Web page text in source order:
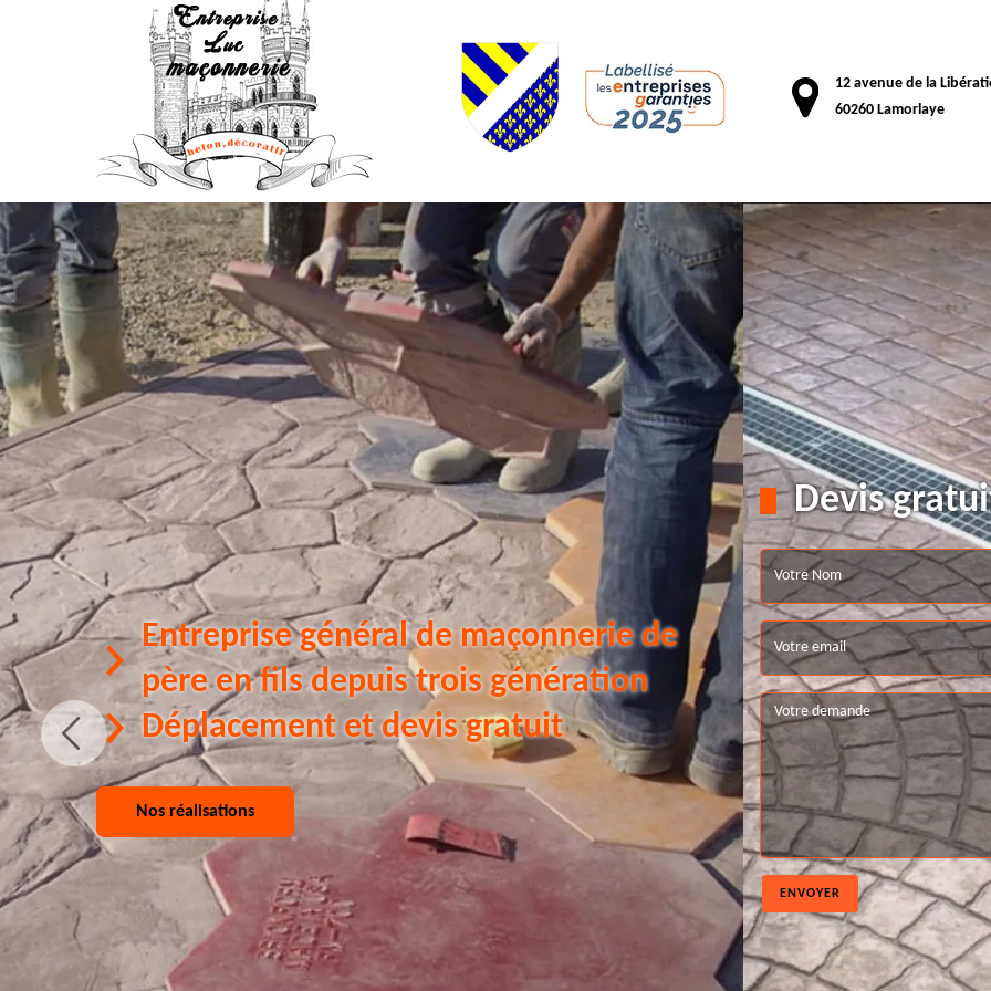
12 avenue de la
60260 Lamorlaye
Entreprise général de maçonnerie de
père en fils depuis trois génération
Déplacement et devis gratuit
Nos réalisations
Devis